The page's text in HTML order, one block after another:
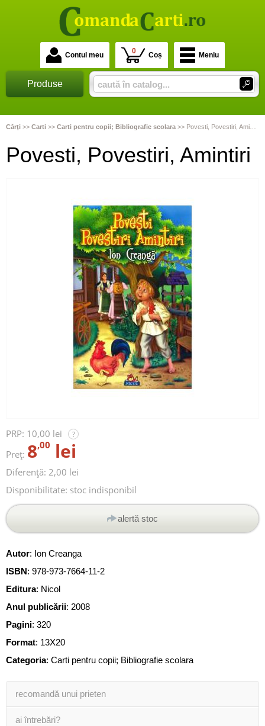
Contul meu 0 Coș Meniu
Produse
Cărţi >> Carti >> Carti pentru copii; Bibliografie scolara >> Povesti, Povestiri, Amintiri
Povesti, Povestiri, Amintiri
PRP: 10,00 lei ?
Preț: 8,00 lei
Diferență: 2,00 lei
Disponibilitate: stoc indisponibil
alertă stoc
Autor: Ion Creanga
ISBN: 978-973-7664-11-2
Editura: Nicol
Anul publicării: 2008
Pagini: 320
Format: 13X20
Categoria: Carti pentru copii; Bibliografie scolara
recomandă unui prieten
ai întrebări?